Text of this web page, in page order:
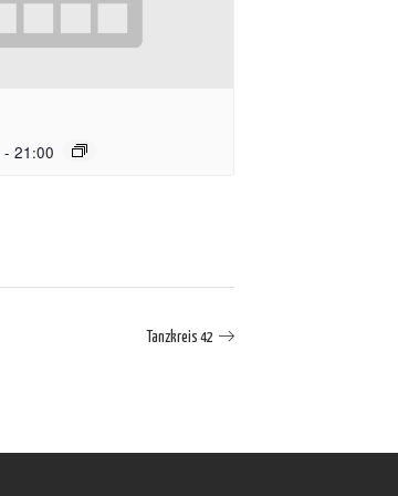
- 21:00
Tanzkreis 42